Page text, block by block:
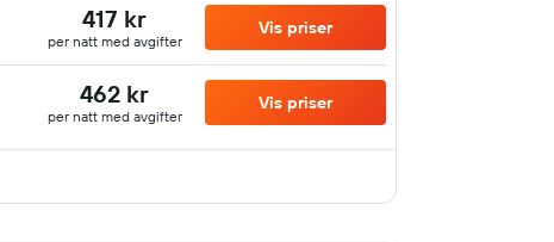
417 kr
per natt med avgifter
Vis priser
462 kr
per natt med avgifter
Vis priser